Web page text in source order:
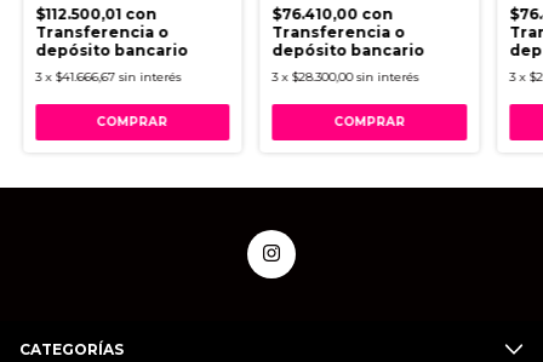
$112.500,01 con
Transferencia o
depósito bancario
3 x $41.666,67 sin interés
$76.410,00 con
Transferencia o
depósito bancario
3 x $28.300,00 sin interés 3 x
CATEGORÍAS